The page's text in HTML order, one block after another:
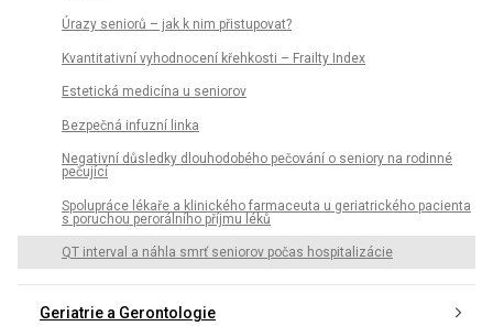
Úrazy seniorů – jak k nim přistupovat?
Kvantitativní vyhodnocení křehkosti – Frailty Index
Estetická medicína u seniorov
Bezpečná infuzní linka
Negativní důsledky dlouhodobého pečování o seniory na rodinné
pečující
Spolupráce lékaře a klinického farmaceuta u geriatrického pacienta
s poruchou perorálního příjmu léků
QT interval a náhla smrť seniorov počas hospitalizácie
Geriatrie a Gerontologie